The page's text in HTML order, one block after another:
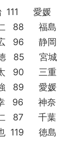
111 愛媛
88 福島
96 静岡
85 宮城
90 三重
89 愛媛
96 神奈
87 千葉
119 徳島